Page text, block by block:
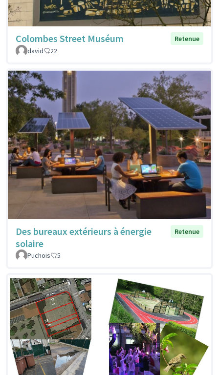
Colombes Street Muséum
Retenue
david
22
Des bureaux extérieurs à énergie
solaire
Retenue
Puchois 5